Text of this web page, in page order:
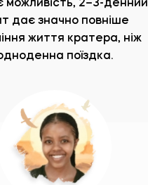
можливість, 2–3-денний
дає значно повніше
життя кратера, ніж
поїздка.